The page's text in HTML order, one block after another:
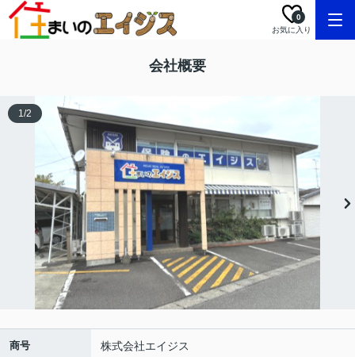
お気に入り
0
会社概要
1/2
商号 株式会社エイジス